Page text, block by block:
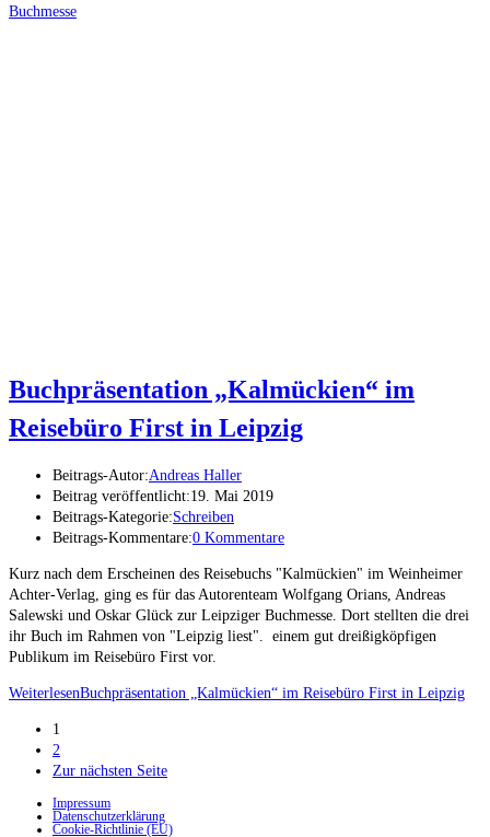
Buchmesse
Buchpräsentation „Kalmückien“ im
Reisebüro First in Leipzig
Beitrags-Autor:Andreas Haller
Beitrag veröffentlicht:19. Mai 2019
Beitrags-Kategorie:Schreiben
Beitrags-Kommentare:0 Kommentare
Kurz nach dem Erscheinen des Reisebuchs "Kalmückien" im Weinheimer
Achter-Verlag, ging es für das Autorenteam Wolfgang Orians, Andreas
Salewski und Oskar Glück zur Leipziger Buchmesse. Dort stellten die drei
ihr Buch im Rahmen von "Leipzig liest". einem gut dreißigköpfigen
Publikum im Reisebüro First vor.
WeiterlesenBuchpräsentation „Kalmückien“ im Reisebüro First in Leipzig
1
2
Zur nächsten Seite
Impressum
Datenschutzerklärung
Cookie-Richtlinie (EU)